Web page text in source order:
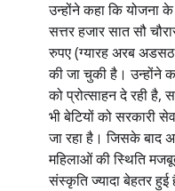
उन्होंने कहा कि
सत्तर हजार सात सौ
रुपए (ग्यारह अरब
की जा चुकी है। उन्होंने
को प्रोत्साहन दे रही है,
भी बेटियों को सरकारी
जा रहा है। जिसके बाद
महिलाओं की स्थिति
संस्कृति ज्यादा बेहतर हुई